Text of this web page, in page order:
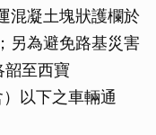
混凝土塊狀護欄於
另為避免路基災害
韶至西寶
以下之車輛通